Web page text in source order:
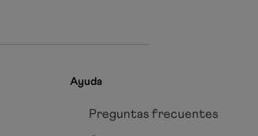
Ayuda
Preguntas frecuentes